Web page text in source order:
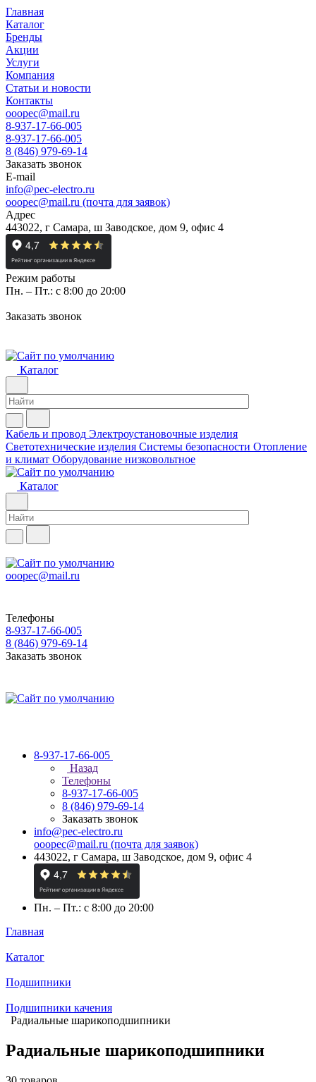
Главная
Каталог
Бренды
Акции
Услуги
Компания
Статьи и новости
Контакты
ooopec@mail.ru
8-937-17-66-005
8-937-17-66-005
8 (846) 979-69-14
Заказать звонок
E-mail
info@pec-electro.ru
ooopec@mail.ru (почта для заявок)
Адрес
443022, г Самара, ш Заводское, дом 9, офис 4
Режим работы
Пн. – Пт.: с 8:00 до 20:00
Заказать звонок
Каталог
Кабель и провод Электроустановочные изделия
Светотехнические изделия Системы безопасности Отопление
и климат Оборудование низковольтное
Каталог
ooopec@mail.ru
Телефоны
8-937-17-66-005
8 (846) 979-69-14
Заказать звонок
8-937-17-66-005
Назад
Телефоны
8-937-17-66-005
8 (846) 979-69-14
Заказать звонок
info@pec-electro.ru
ooopec@mail.ru (почта для заявок)
443022, г Самара, ш Заводское, дом 9, офис 4
Пн. – Пт.: с 8:00 до 20:00
Главная
Каталог
Подшипники
Подшипники качения
Радиальные шарикоподшипники
Радиальные шарикоподшипники